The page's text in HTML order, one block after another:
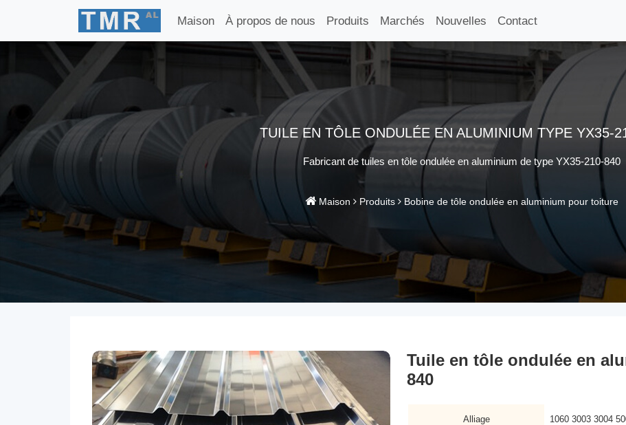
Maison À propos de nous Produits Marchés Nouvelles Contact
TUILE EN TÔLE ONDULÉE EN ALUMINIUM TYPE YX35-
Fabricant de tuiles en tôle ondulée en aluminium de type YX35-210-840
Maison Produits Bobine de tôle ondulée en aluminium pour toiture
Tuile en tôle ondulée en
840
Alliage 1060 3003 3004